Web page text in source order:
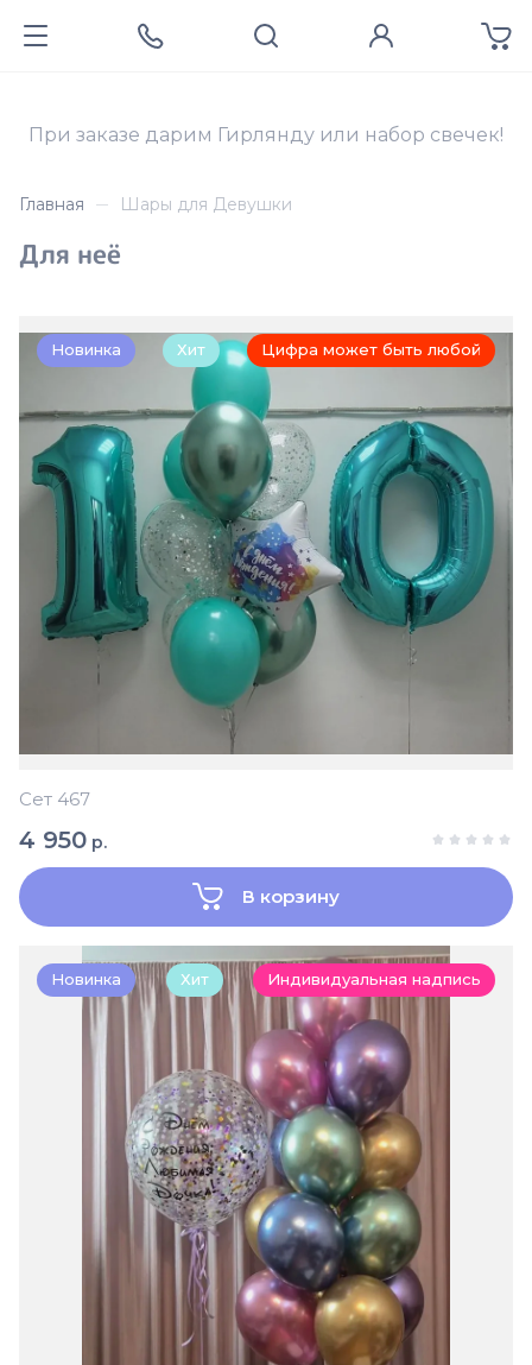
При заказе дарим Гирлянду или набор свечек!
Главная Шары для Девушки
Для неё
Новинка Хит Цифра может быть любой
Сет 467
4 950 р.
В корзину
Новинка Хит Индивидуальная надпись